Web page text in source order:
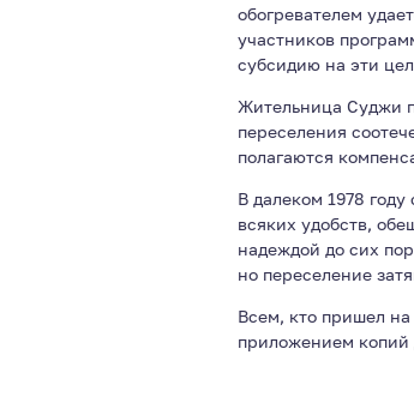
обогревателем
участников
субсидию на эти
Жительница Суджи
переселения
полагаются
В далеком 1978
всяких удобств,
надеждой до сих
но переселение
Всем, кто пришел
приложением копий